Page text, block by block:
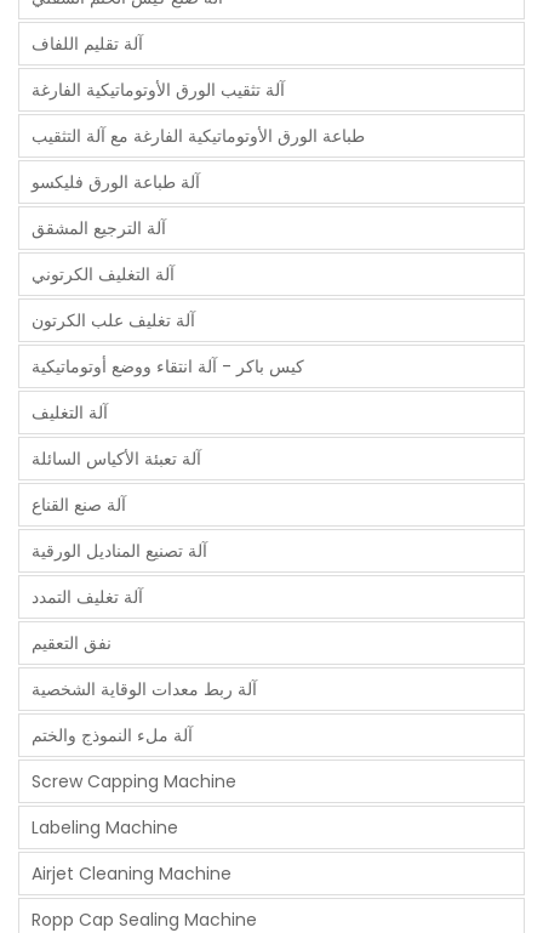
آلة تقليم اللفاف
آلة تثقيب الورق الأوتوماتيكية الفارغة
طباعة الورق الأوتوماتيكية الفارغة مع آلة التثقيب
آلة طباعة الورق فليكسو
آلة الترجيع المشقق
آلة التغليف الكرتوني
آلة تغليف علب الكرتون
كيس باكر - آلة انتقاء ووضع أوتوماتيكية
آلة التغليف
آلة تعبئة الأكياس السائلة
آلة صنع القناع
آلة تصنيع المناديل الورقية
آلة تغليف التمدد
نفق التعقيم
آلة ربط معدات الوقاية الشخصية
آلة ملء النموذج والختم
Screw Capping Machine
Labeling Machine
Airjet Cleaning Machine
Ropp Cap Sealing Machine